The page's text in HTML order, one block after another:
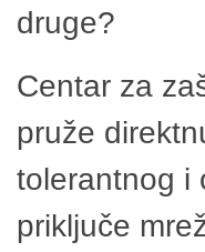
druge?
Centar za
pruže
tolerantnog i
priključe